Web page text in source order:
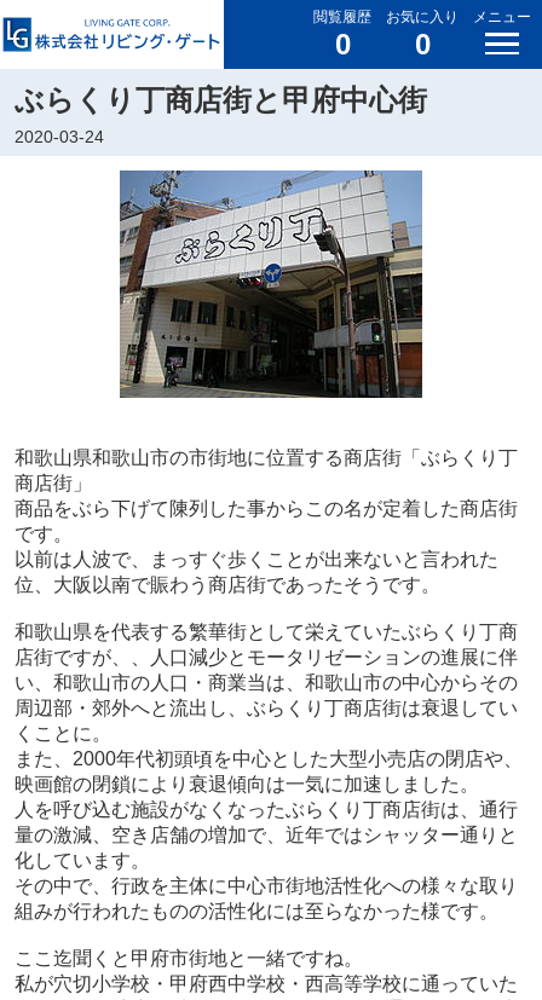
閲覧履歴
0
お気に入り
0
メニュー
ぶらくり丁商店街と甲府中心街
2020-03-24
和歌山県和歌山市の市街地に位置する商店街「ぶらくり丁
商店街」
商品をぶら下げて陳列した事からこの名が定着した商店街
です。
以前は人波で、まっすぐ歩くことが出来ないと言われた
位、大阪以南で賑わう商店街であったそうです。
和歌山県を代表する繁華街として栄えていたぶらくり丁商
店街ですが、、人口減少とモータリゼーションの進展に伴
い、和歌山市の人口・商業当は、和歌山市の中心からその
周辺部・郊外へと流出し、ぶらくり丁商店街は衰退してい
くことに。
また、2000年代初頭頃を中心とした大型小売店の閉店や、
映画館の閉鎖により衰退傾向は一気に加速しました。
人を呼び込む施設がなくなったぶらくり丁商店街は、通行
量の激減、空き店舗の増加で、近年ではシャッター通りと
化しています。
その中で、行政を主体に中心市街地活性化への様々な取り
組みが行われたものの活性化には至らなかった様です。
ここ迄聞くと甲府市街地と一緒ですね。
私が穴切小学校・甲府西中学校・西高等学校に通っていた